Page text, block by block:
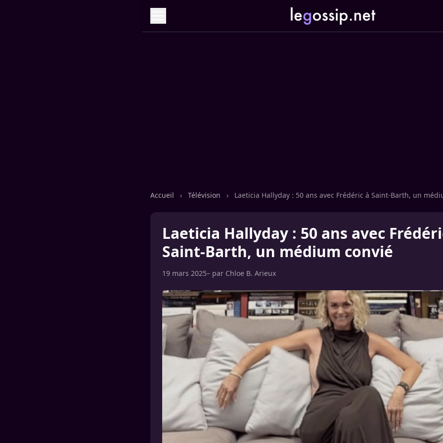
Accueil › Télévision › Laeticia Hallyday : 50 ans avec Frédéric à Saint-Barth, un
Laeticia Hallyday : 50 ans avec
Saint-Barth, un médium convié
19 mars 2025– par Chloe B. Arieux